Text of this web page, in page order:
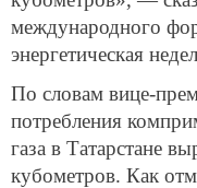
международного
энергетическая
По словам вице-
потребления
газа в Татарстане
кубометров. Как